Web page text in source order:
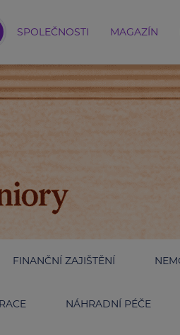
SPOLEČNOSTI MAGAZÍN
FINANČNÍ ZAJIŠTĚNÍ
NÁHRADNÍ PÉČE